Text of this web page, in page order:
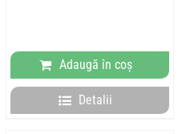
643,00 lei.
Adaugă în coș
Detalii